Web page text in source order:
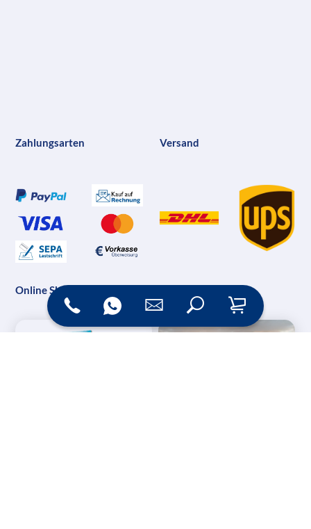
Zahlungsarten Versand
Online Shop